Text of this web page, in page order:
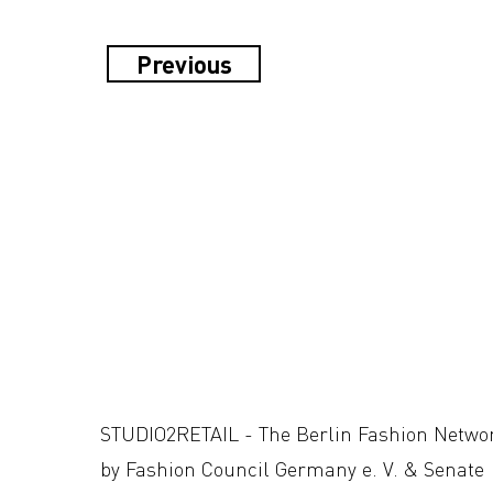
Previous
STUDIO2RETAIL - The Berlin Fashion
by Fashion Council Germany e. V. & Senate